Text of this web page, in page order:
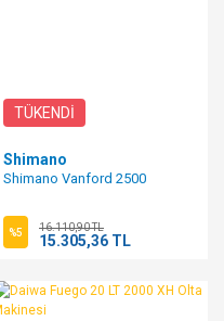
TÜKENDİ
Shimano
Shimano Vanford 2500
%5 16.110,90 TL
15.305,36 TL